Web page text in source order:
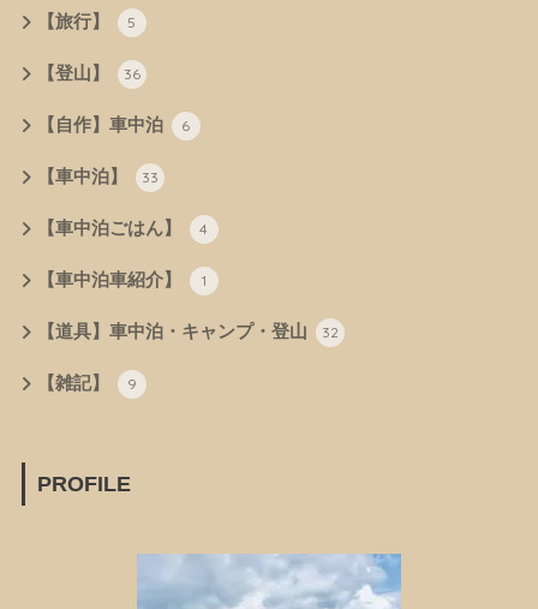
【旅行】 5
【登山】 36
【自作】車中泊 6
【車中泊】 33
【車中泊ごはん】 4
【車中泊車紹介】 1
【道具】車中泊・キャンプ・登山 32
【雑記】 9
PROFILE